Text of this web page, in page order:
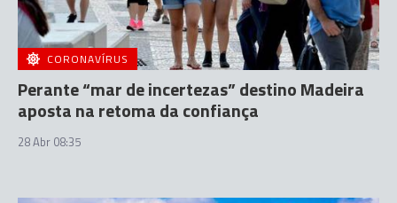
CORONAVÍRUS
Perante “mar de incertezas” destino Madeira
aposta na retoma da confiança
28 Abr 08:35